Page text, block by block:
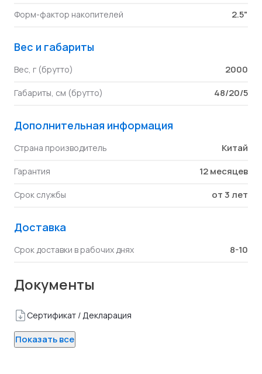
Форм-фактор накопителей 2.5"
Вес и габариты
Вес, г (брутто) 2000
Габариты, см (брутто) 48/20/5
Дополнительная информация
Страна производитель Китай
Гарантия 12 месяцев
Срок службы от 3 лет
Доставка
Срок доставки в рабочих днях 8-10
Документы
Сертификат / Декларация
Показать все